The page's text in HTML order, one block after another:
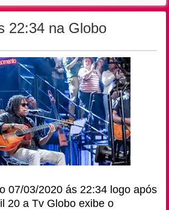
22:34 na Globo
07/03/2020 ás 22:34 logo após
20 a Tv Globo exibe o